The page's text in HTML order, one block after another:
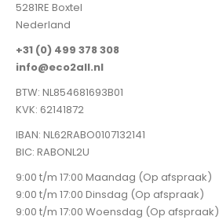
5281RE Boxtel
Nederland
+31 (0) 499 378 308
info@eco2all.nl
BTW: NL854681693B01
KVK: 62141872
IBAN: NL62RABO0107132141
BIC: RABONL2U
9:00 t/m 17:00 Maandag (Op afspraak)
9:00 t/m 17:00 Dinsdag (Op afspraak)
9:00 t/m 17:00 Woensdag (Op afspraak)